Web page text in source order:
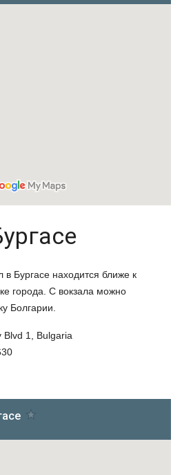
Бургасе находится ближе к
города. С вокзала можно
Болгарии.
Blvd 1, Bulgaria